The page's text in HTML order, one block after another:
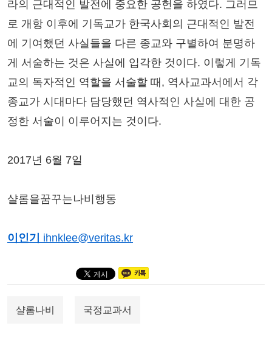
라의 근대적인 발전에 중요한 공헌을 하였다. 그러므
로 개항 이후에 기독교가 한국사회의 근대적인 발전
에 기여했던 사실들을 다른 종교와 구별하여 분명하
게 서술하는 것은 사실에 입각한 것이다. 이렇게 기독
교의 독자적인 역할을 서술할 때, 역사교과서에서 각
종교가 시대마다 담당했던 역사적인 사실에 대한 공
정한 서술이 이루어지는 것이다.
2017년 6월 7일
샬롬을꿈꾸는나비행동
이인기 ihnklee@veritas.kr
샬롬나비 국정교과서